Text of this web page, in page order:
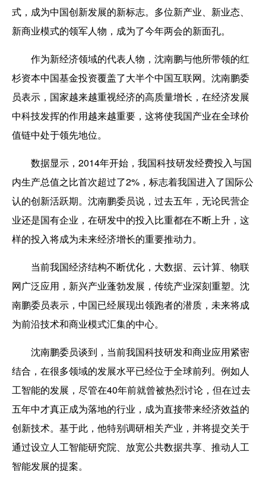
式，成为中国创新发展的新标志。 多位新产业、新业态、
新商业模式的领军人物 ，成为了今年两会的新面孔。
作为新经济领域的代表人物 ， 沈南鹏与他所带领的红
杉资本中国基金投资覆盖了大半个中国互联网。沈南鹏委
员表示，国家越来越重视经济的高质量增长，在经济发展
中科技发挥的作用越来越重要 ，这将使我国产业在全球价
值链中处于领先地位。
数据显示，2014年开始，我国科技研发经费投入与国
内生产总值之比首次超过了2%，标志着我国进入了国际公
认的创新活跃期。沈南鹏委员说，过去五年，无论民营企
业还是国有企业，在研发中的投入比重都在不断上升，这
样的投入将成为未来经济增长的重要推动力。
当前我国经济结构不断优化，大数据、云计算、物联
网广泛应用，新兴产业蓬勃发展，传统产业深刻重塑。沈
南鹏委员表示，中国已经展现出领跑者的潜质，未来将成
为前沿技术和商业模式汇集的中心。
沈南鹏委员谈到 ，当前我国科技研发和商业应用紧密
结合，在很多领域的发展水平已经位于全球前列。例如人
工智能的发展，尽管在40年前就曾被热烈讨论，但在过去
五年中才真正成为落地的行业，成为直接带来经济效益的
创新技术。基于此，他特别调研相关产业， 并将提交关于
通过设立人工智能研究院、放宽公共数据共享、推动人工
智能发展的提案。